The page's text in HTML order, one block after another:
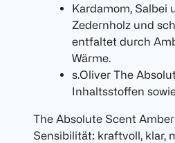
Kardamom, Salbei
Zedernholz und
entfaltet durch
Wärme.
s.Oliver The
Inhaltsstoffen
The Absolute Scent
Sensibilität: kraftvoll, klar,